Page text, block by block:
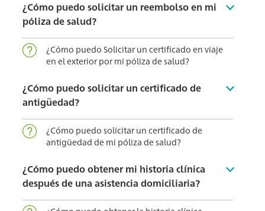
¿Cómo puedo solicitar un reembolso en mi
póliza de salud?
¿Cómo puedo Solicitar un certificado en viaje
en el exterior por mi póliza de salud?
¿Cómo puedo solicitar un certificado de
antigüedad?
¿Cómo puedo solicitar un certificado de
antigüedad de mi póliza de salud?
¿Cómo puedo obtener mi historia clínica
después de una asistencia domiciliaria?